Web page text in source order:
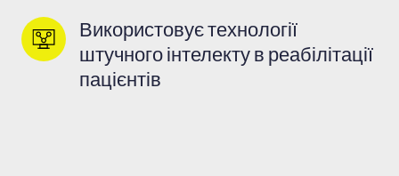
Використовує технології
штучного інтелекту в реабілітації
пацієнтів